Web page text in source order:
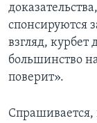
спонсируются
взгляд,
большинство
поверит».